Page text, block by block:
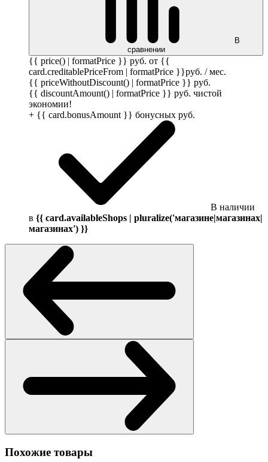
В
сравнении
{{ price() | formatPrice }} руб. от {{
card.creditablePriceFrom | formatPrice }}руб. / мес.
{{ priceWithoutDiscount() | formatPrice }} руб.
{{ discountAmount() | formatPrice }} руб. чистой
экономии!
+ {{ card.bonusAmount }} бонусных руб.
В наличии
в {{ card.availableShops | pluralize('магазине|магазинах|
магазинах') }}
Похожие товары